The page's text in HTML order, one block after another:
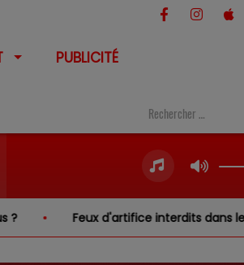
PUBLICITÉ
d'artifice interdits dans le Cher… sauf